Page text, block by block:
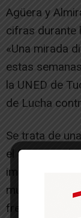
Agüera y
cifras durante
«Una mirada
estas
la UNED de
de Lucha
Se trata de
el
imágenes la
muestra los
frente